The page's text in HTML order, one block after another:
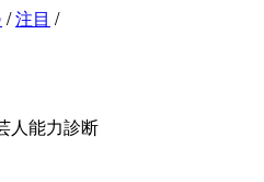
/注目 /
人能力診断